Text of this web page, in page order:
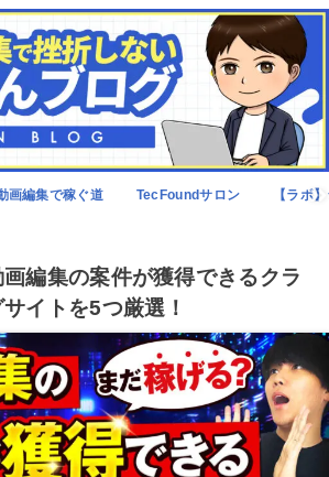
画編集で稼ぐ道 TecFoundサロン 【ラボ
画編集の案件が獲得できるクラ
イトを5つ厳選！